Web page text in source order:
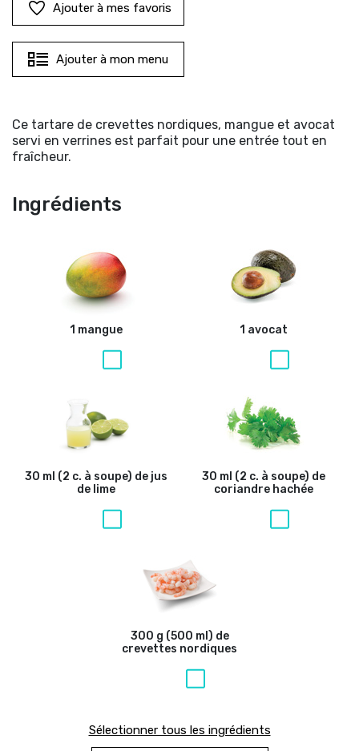
Ajouter à mes favoris
Ajouter à mon menu
Ce tartare de crevettes nordiques, mangue et avocat
servi en verrines est parfait pour une entrée tout en
fraîcheur.
Ingrédients
1 mangue 1 avocat
30 ml (2 c. à soupe) de jus
de lime
30 ml (2 c. à soupe) de
coriandre hachée
300 g (500 ml) de
crevettes nordiques
Sélectionner tous les ingrédients